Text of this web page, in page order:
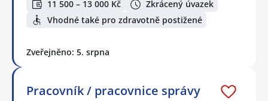
11 500 – 13 000 Kč
Zkrácený úvazek
Vhodné také pro zdravotně postižené
Zveřejněno: 5. srpna
Pracovník / pracovnice správy